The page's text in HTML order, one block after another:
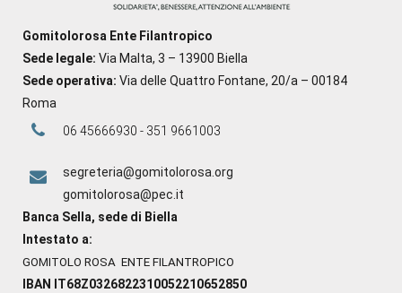
Gomitolorosa Ente Filantropico
Sede legale: Via Malta, 3 – 13900 Biella
Sede operativa: Via delle Quattro Fontane, 20/a – 00184
Roma
06 45666930 - 351 9661003
segreteria@gomitolorosa.org
gomitolorosa@pec.it
Banca Sella, sede di Biella
Intestato a:
GOMITOLO ROSA ENTE FILANTROPICO
IBAN IT68Z0326822310052210652850